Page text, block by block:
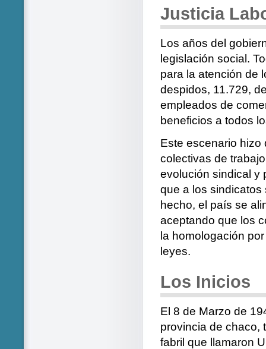
Justicia
Los años del
legislación social.
para la atención de
despidos, 11.729,
empleados de
beneficios a todos
Este escenario
colectivas de
evolución sindical y
que a los sindicatos
hecho, el país se
aceptando que los
la homologación
leyes.
Los Inicios
El 8 de Marzo de
provincia de chaco,
fabril que llamaron